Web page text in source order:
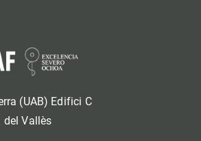
(UAB) Edifici C
del Vallès